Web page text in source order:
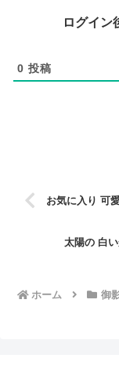
ログイン
0 投稿
お気に入り 可
太陽の 白
ホーム 御